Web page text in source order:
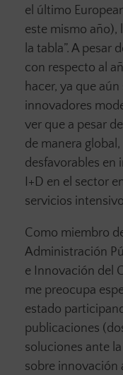
el último
este mismo año),
la tabla”. A pesar
con respecto al
hacer, ya que
innovadores
ver que a pesar
de manera
desfavorables en
I+D en el sector
servicios
Como miembro
Administración
e Innovación del
me preocupa
estado
publicaciones
soluciones ante
sobre innovación